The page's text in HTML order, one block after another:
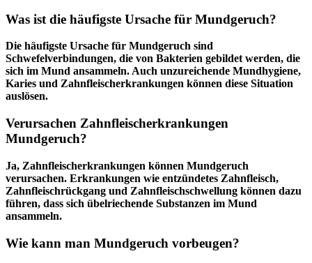
Was ist die häufigste Ursache für Mundgeruch?
Die häufigste Ursache für Mundgeruch sind
Schwefelverbindungen, die von Bakterien gebildet werden, die
sich im Mund ansammeln. Auch unzureichende Mundhygiene,
Karies und Zahnfleischerkrankungen können diese Situation
auslösen.
Verursachen Zahnfleischerkrankungen
Mundgeruch?
Ja, Zahnfleischerkrankungen können Mundgeruch
verursachen. Erkrankungen wie entzündetes Zahnfleisch,
Zahnfleischrückgang und Zahnfleischschwellung können dazu
führen, dass sich übelriechende Substanzen im Mund
ansammeln.
Wie kann man Mundgeruch vorbeugen?